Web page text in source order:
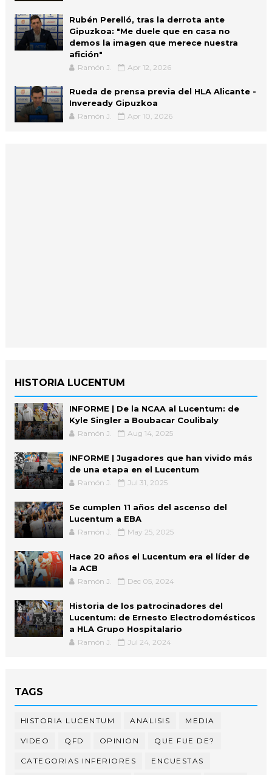
Rubén Perelló, tras la derrota ante
Gipuzkoa: "Me duele que en casa no
demos la imagen que merece nuestra
afición"
Ramón J. Apr 12, 2026
Rueda de prensa previa del HLA Alicante -
Inveready Gipuzkoa
Ramón J. Apr 10, 2026
HISTORIA LUCENTUM
INFORME | De la NCAA al Lucentum: de
Kyle Singler a Boubacar Coulibaly
Ramón J. Aug 14, 2025
INFORME | Jugadores que han vivido más
de una etapa en el Lucentum
Ramón J. Jul 31, 2025
Se cumplen 11 años del ascenso del
Lucentum a EBA
Ramón J. May 25, 2025
Hace 20 años el Lucentum era el líder de
la ACB
Ramón J. Dec 05, 2024
Historia de los patrocinadores del
Lucentum: de Ernesto Electrodomésticos
a HLA Grupo Hospitalario
Ramón J. Jul 24, 2024
TAGS
HISTORIA LUCENTUM ANALISIS MEDIA
VIDEO QFD OPINION QUE FUE DE?
CATEGORIAS INFERIORES ENCUESTAS